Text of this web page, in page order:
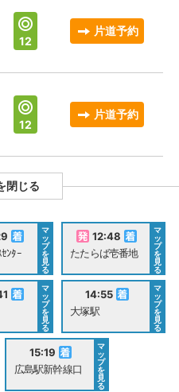
12
片道予約
12
片道予約
閉じる
ﾝﾀｰ
マ
ッ
プ
を
見
る
12:48
たたらば壱番地
マ
ッ
プ
を
見
る
マ
ッ
プ
を
見
る
14:55
大塚駅
マ
ッ
プ
を
見
る
15:19
広島駅新幹線口
マ
ッ
プ
を
見
る